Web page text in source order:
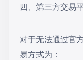
四、第三方交易
对于无法通过官
易方式为：